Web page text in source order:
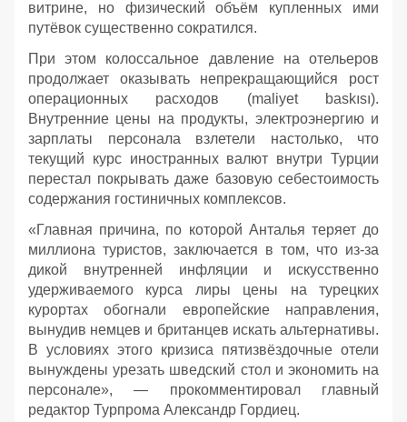
витрине, но физический объём купленных ими
путёвок существенно сократился.
При этом колоссальное давление на отельеров
продолжает оказывать непрекращающийся рост
операционных расходов (maliyet baskısı).
Внутренние цены на продукты, электроэнергию и
зарплаты персонала взлетели настолько, что
текущий курс иностранных валют внутри Турции
перестал покрывать даже базовую себестоимость
содержания гостиничных комплексов.
«Главная причина, по которой Анталья теряет до
миллиона туристов, заключается в том, что из-за
дикой внутренней инфляции и искусственно
удерживаемого курса лиры цены на турецких
курортах обогнали европейские направления,
вынудив немцев и британцев искать альтернативы.
В условиях этого кризиса пятизвёздочные отели
вынуждены урезать шведский стол и экономить на
персонале», — прокомментировал главный
редактор Турпрома Александр Гордиец.